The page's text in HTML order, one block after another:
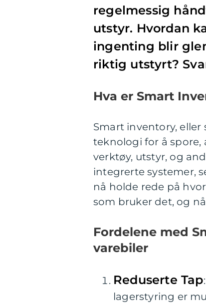
regelmessig
utstyr. Hvordan
ingenting blir
riktig utstyrt?
Hva er Smart
Smart inventory,
teknologi for å
verktøy, utstyr, og
integrerte systemer,
nå holde rede på
som bruker det, og
Fordelene med
varebiler
Reduserte Tap
lagerstyring er